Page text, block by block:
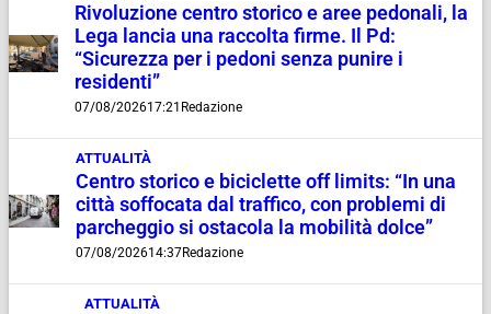
Rivoluzione centro storico e aree pedonali, la
Lega lancia una raccolta firme. Il Pd:
“Sicurezza per i pedoni senza punire i
residenti”
07/08/202617:21 Redazione
ATTUALITÀ
Centro storico e biciclette off limits: “In una
città soffocata dal traffico, con problemi di
parcheggio si ostacola la mobilità dolce”
07/08/202614:37Redazione
ATTUALITÀ